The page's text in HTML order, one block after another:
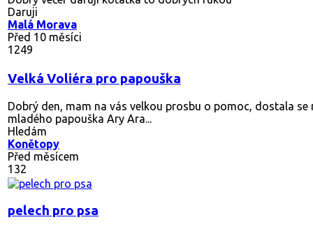
Daruji
Malá Morava
Před 10 měsíci
1249
Velká Voliéra pro papouška
Dobrý den, mam na vás velkou prosbu o pomoc, dostala
mladého papouška Ary Ara...
Hledám
Konětopy
Před měsícem
132
pelech pro psa